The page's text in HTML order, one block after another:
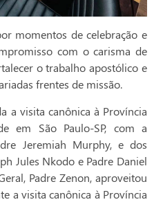
momentos de celebração e
com o carisma de
o trabalho apostólico e
frentes de missão.
a visita canônica à Província
em São Paulo-SP, com a
Jeremiah Murphy, e dos
Jules Nkodo e Padre Daniel
Padre Zenon, aproveitou
a visita canônica à Província